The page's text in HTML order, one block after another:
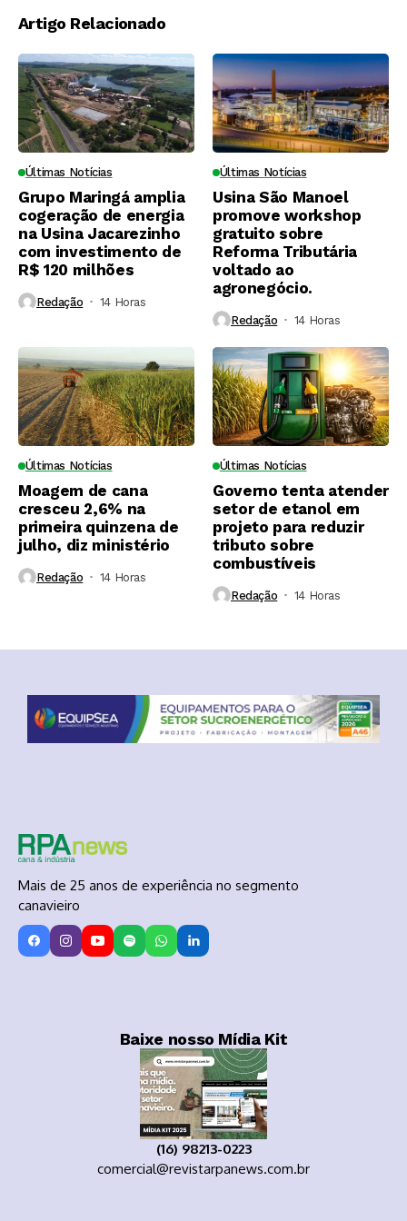
Artigo Relacionado
Últimas Notícias
Grupo Maringá amplia
cogeração de energia
na Usina Jacarezinho
com investimento de
R$ 120 milhões
Redação 14 Horas ⁮
Últimas Notícias
Usina São Manoel
promove workshop
gratuito sobre
Reforma Tributária
voltado ao
agronegócio.
Redação 14 Horas ⁮
Últimas Notícias
Moagem de cana
cresceu 2,6% na
primeira quinzena de
julho, diz ministério
Redação 14 Horas ⁮
Últimas Notícias
Governo tenta atender
setor de etanol em
projeto para reduzir
tributo sobre
combustíveis
Redação 14 Horas ⁮
Mais de 25 anos de experiência no segmento
canavieiro
Baixe nosso Mídia Kit
(16) 98213-0223
comercial@revistarpanews.com.br